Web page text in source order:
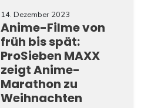
14. Dezember 2023
Anime-Filme von
früh bis spät:
ProSieben MAXX
zeigt Anime-
Marathon zu
Weihnachten